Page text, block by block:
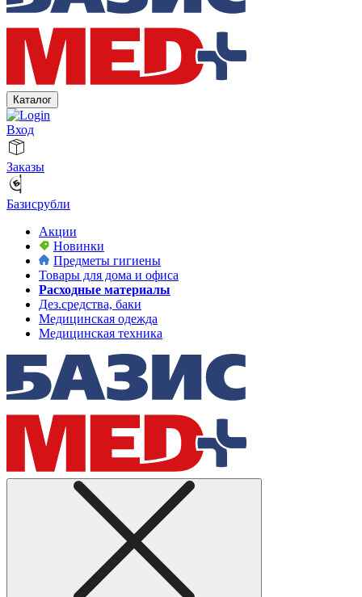
Каталог
Вход
Заказы
Базисрубли
Акции
Новинки
Предметы гигиены
Товары для дома и офиса
Расходные материалы
Дез.средства, баки
Медицинская одежда
Медицинская техника